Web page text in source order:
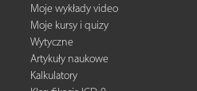
Moje wykłady video
Moje kursy i quizy
Wytyczne
Artykuły naukowe
Kalkulatory